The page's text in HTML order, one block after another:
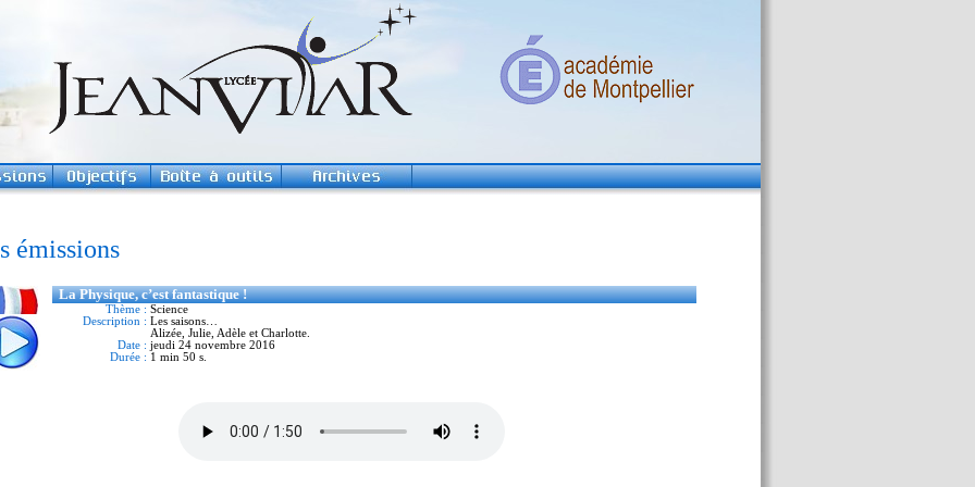
émissions
La Physique, c’est fantastique !
Thème : Science
Description : Les saisons…
Alizée, Julie, Adèle et Charlotte.
Date : jeudi 24 novembre 2016
Durée : 1 min 50 s.